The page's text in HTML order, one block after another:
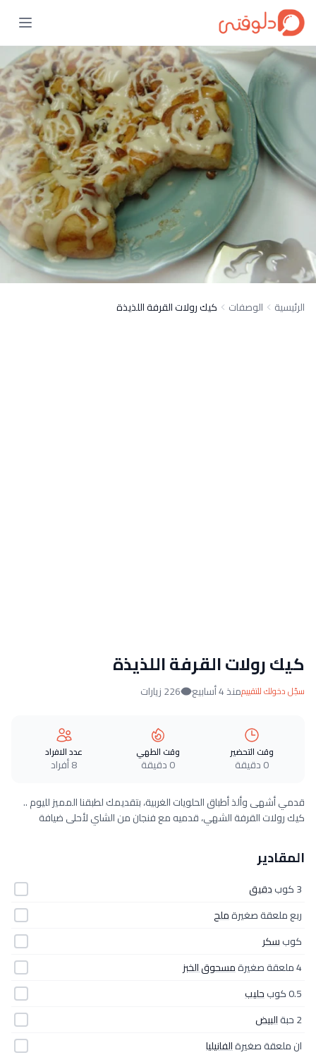
الرئيسية الوصفات كيك رولات القرفة اللذيذة
كيك رولات القرفة اللذيذة
سجّل دخولك للتقييممنذ 4 أسابيع 226 زيارات
وقت التحضير
0 دقيقة
وقت الطهي
0 دقيقة
عدد الافراد
8 أفراد
قدمي أشهى وألذ أطباق الحلويات الغربية، بتقديمك لطبقنا المميز لليوم ..
كيك رولات القرفة الشهي، قدميه مع فنجان من الشاي لأحلى ضيافة
المقادير
3 كوب
دقيق
ربع ملعقة صغيرةملح
كوبسكر
4 ملعقة صغيرة
مسحوق الخبز
0.5 كوب
حليب
2 حبة
البيض
ان ملعقة صغيرةالفانيليا